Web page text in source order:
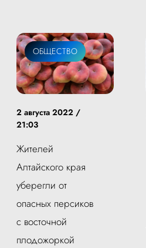
ОБЩЕСТВО
2 августа 2022 /
21:03
Жителей
Алтайского края
уберегли от
опасных персиков
с восточной
плодожоркой